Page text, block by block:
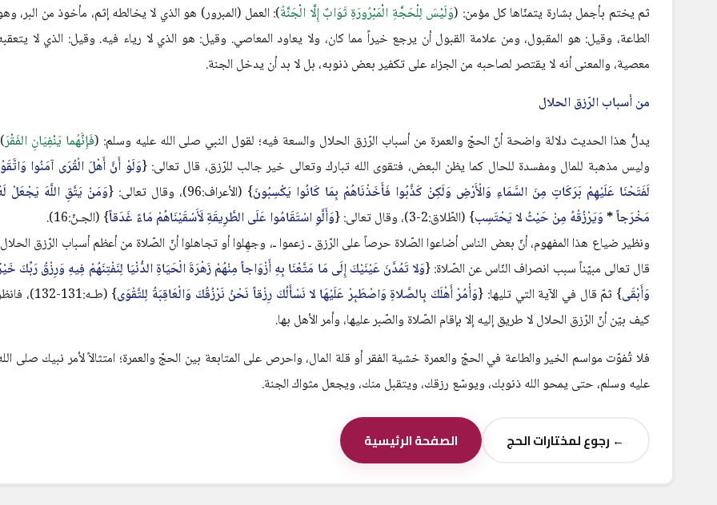
ثم يختم بأجمل بشارة يتمنّاها كل مؤمن: (وَلَيْسَ لِلْحَجَّةِ الْمَبْرُورَةِ ثَوَابٌ إِلَّا الْجَنَّةُ): العمل (المبرور) هو الذي لا يخالطه إثم، مأخوذ من البر،
الطاعة، وقيل: هو المقبول، ومن علامة القبول أن يرجع خيراً مما كان، ولا يعاود المعاصي. وقيل: هو الذي لا رياء فيه. وقيل: الذي لا
معصية، والمعنى أنه لا يقتصر لصاحبه من الجزاء على تكفير بعض ذنوبه، بل لا بد أن يدخل الجنة.
من أسباب الرّزق الحلال
يدلُّ هذا الحديث دلالة واضحة أنّ الحجّ والعمرة من أسباب الرّزق الحلال والسعة فيه؛ لقول النبي صلى الله عليه وسلم: (فَإِنَّهُما يَنْفِيَانِ الفَقْرَ
وليس مذهبة للمال ومفسدة للحال كما يظن البعض، فتقوى الله تبارك وتعالى خير جالب للرّزق، قال تعالى: {وَلَوْ أَنَّ أَهْلَ الْقُرَى آمَنُوا
لَفَتَحْنَا عَلَيْهِمْ بَرَكَاتٍ مِنَ السَّمَاءِ وَالْأَرْضِ وَلَكِنْ كَذَّبُوا فَأَخَذْنَاهُمْ بِمَا كَانُوا يَكْسِبُونَ} (الأعراف:96)، وقال تعالى: {
وَمَنْ يَتَّقِ اللَّهَ يَجْعَلْ
مَخْرَجاً*وَيَرْزُقْهُ مِنْ حَيْثُ لا يَحْتَسِب} (الطّلاق:2-3)، وقال تعالى: { وَأَلَّوِ اسْتَقَامُوا عَلَى الطَّرِيقَةِ لَأَسْقَيْنَاهُمْ مَاءً غَدَقاً} (الجـنّ:16).
ونظير ضياع هذا المفهوم، أنّ بعض الناس أضاعوا الصّلاة حرصاً على الرّزق ـ زعموا ـ، وجهِلوا أو تجاهلوا أنّ الصّلاة من أعظم أسباب الرّزق
قال تعالى مبيّناً سبب انصراف النّاس عن الصّلاة: {وَلا تَمُدَّنَ عَيْنَيْكَ إِلَى مَا مَتَّعْنَا بِهِ أَزْوَاجاً مِنْهُمْ زَهْرَةَ الْحَيَاةِ الدُّنْيَا لِنَفْتِنَهُمْ فِيهِ وَرِزْقُ رَبِّكَ
وَأَبْقَى} ثمّ قال في الآية التي تليها: {وَأْمُرْ أَهْلَكَ بِالصَّلاةِ وَاصْطَبِرْ عَلَيْهَا لا نَسْأَلُكَ رِزْقاً نَحْنُ نَرْزُقُكَ وَالْعَاقِبَةُ لِلتَّقْوَى
} (طـه:131-132)،
كيف بيّن أنّ الرّزق الحلال لا طريق إليه إلا بإقام الصّلاة والصّبر عليها، وأمر الأهل بها.
فلا تُفوّت مواسم الخير والطاعة في الحجّ والعمرة خشية الفقر أو قلة المال، واحرص على المتابعة بين الحجّ والعمرة؛ امتثالاً لأمر نبيك صلى
عليه وسلم، حتى يمحو الله ذنوبك، ويوسّع رزقك، ويتقبل منك، ويجعل مثواك الجنة.
← رجوع لمختارات الحج الصفحة الرئيسية